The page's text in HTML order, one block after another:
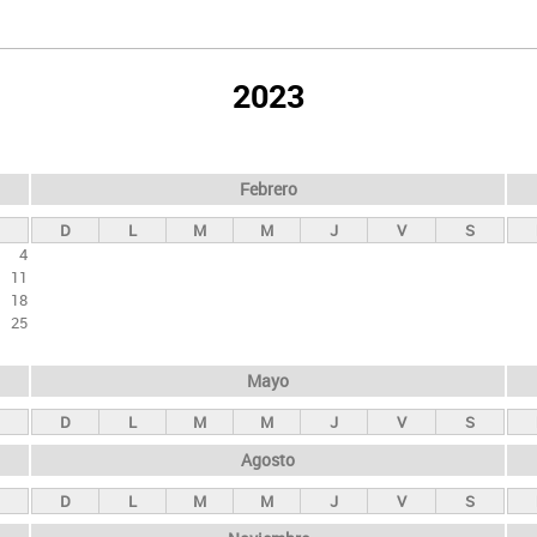
2023
4
11
18
25
Febrero
D L M M J V S
Mayo
D L M M J V S
Agosto
D L M M J V S